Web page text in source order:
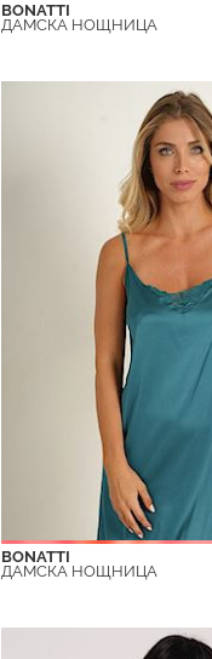
BONATTI
ДАМСКА НОЩНИЦА
BONATTI
ДАМСКА НОЩНИЦА